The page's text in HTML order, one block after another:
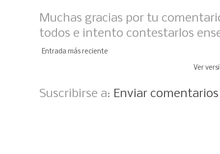
Muchas gracias por tu
todos e intento contestarlos
Entrada más reciente
Ver
Suscribirse a: Enviar